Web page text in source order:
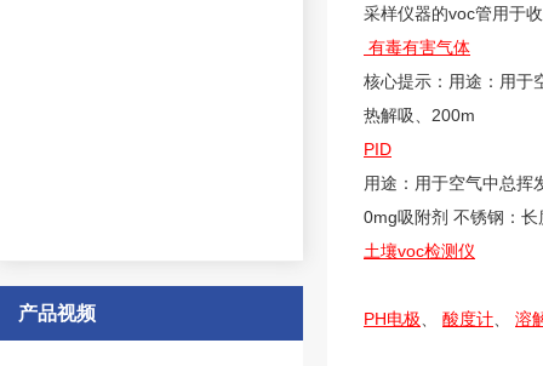
产品视频
采样仪器的voc管用于
有毒有害气体
核心提示：用途：用于
热解吸、200m
PID
用途：用于空气中总挥
0mg吸附剂 不锈钢：
土壤voc检测仪
PH电极、 酸度计、 溶